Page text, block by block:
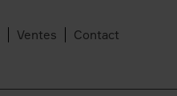
Ventes Contact